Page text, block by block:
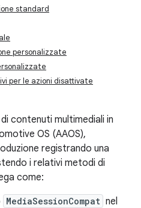
standard
personalizzate
per le azioni disattivate
contenuti multimediali in
OS (AAOS),
registrando una
i relativi metodi di
come:
MediaSessionCompat nel